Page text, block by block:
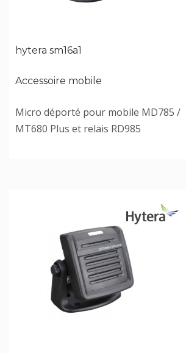
hytera sm16a1
Accessoire mobile
Micro déporté pour mobile MD785 /
MT680 Plus et relais RD985